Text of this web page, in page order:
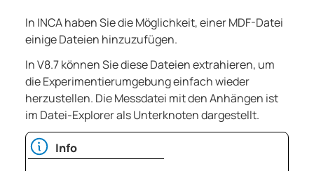
In INCAhaben Sie die Möglichkeit, einer MDF-Datei
einige Dateien hinzuzufügen.
InV8.7können Sie diese Dateien extrahieren, um
die Experimentierumgebung einfach wieder
herzustellen. Die Messdatei mit den Anhängen ist
im Datei-Explorer als Unterknoten dargestellt.
Info